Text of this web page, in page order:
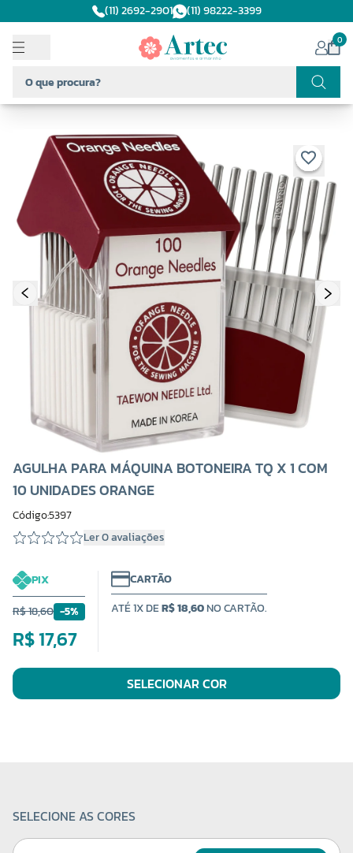
(11) 2692-2901 (11) 98222-3399
0
AGULHA PARA MÁQUINA BOTONEIRA TQ X 1 COM
10 UNIDADES ORANGE
Código:5397
Ler 0 avaliações
PIX
R$ 18,60 -5%
R$ 17,67
CARTÃO
ATÉ 1X DER$ 18,60NO CARTÃO.
SELECIONAR COR
SELECIONE AS CORES